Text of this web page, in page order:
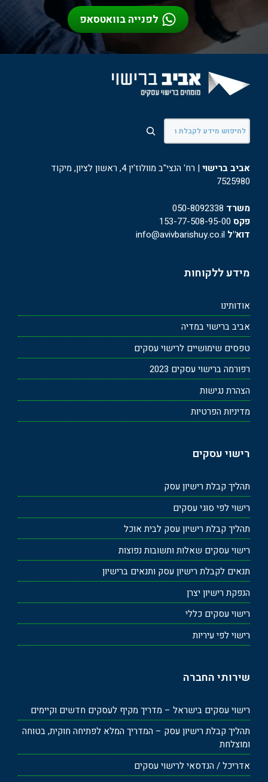
לפנייה בוואטסאפ
חיפוש
אביב ברישוי
| רח' הנצי"ב מוולוז'ין 4, ראשון לציון, מיקוד
7525980
משרד 050-8092338
פקס
דוא"ל
מידע ללקוחות
אודותינו
אביב ברישוי במדיה
טפסים שימושיים לרישוי עסקים
רפורמה ברישוי עסקים 2023
הצהרת נגישות
מדיניות הפרטיות
רישוי עסקים
תהליך קבלת רישיון עסק
רישוי לפי סוגי עסקים
תהליך קבלת רישיון עסק לבית אוכל
רישוי עסקים שאלות ותשובות נפוצות
תנאים לקבלת רישיון עסק ותנאים ברישיון
הנפקת רישיון יצרן
רישוי עסקים כללי
רישוי לפי עיריות
שירותי החברה
רישוי עסקים בישראל – מדריך מקיף לעסקים חדשים וקיימים
תהליך קבלת רישיון עסק – המדריך המלא לפתיחה חוקית, בטוחה
ומוצלחת
אדריכל / הנדסאי לרישוי עסקים